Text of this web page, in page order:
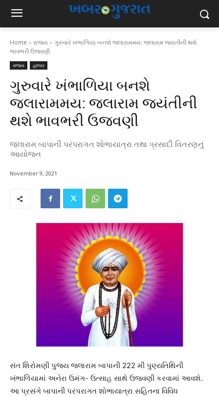
Home રાજ્ય
ગુરુવારે ખંભાળિયા બનશે જલારામમય: જલારામ જયંતીની થશે
ભાવભરી ઉજવણી
રાજ્ય હાલાર
ગુરુવારે ખંભાળિયા બનશે
જલારામમય: જલારામ જયંતીની
થશે ભાવભરી ઉજવણી
જલારામ બાપાની પરંપરાગત શોભાયાત્રા તથા પ્રસાદી વિતરણનું
આયોજન
November 9, 2021
સંત શિરોમણી પુજ્ય જલારામ બાપાની 222 મી પુણ્યતિથિની
ખંભાળિયામાં અનેરા ઉમંગ- ઉત્સાહ સાથે ઉજવણી કરવામાં આવશે.
આ પ્રસંગે બાપાની પરંપરાગત શોભાયાત્રા સહિતના વિવિધ